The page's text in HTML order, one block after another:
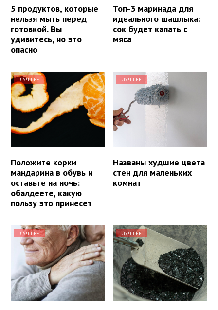
5 продуктов, которые
нельзя мыть перед
готовкой. Вы
удивитесь, но это
опасно
Топ-3 маринада для
идеального шашлыка:
сок будет капать с
мяса
ЛУЧШЕЕ
Положите корки
мандарина в обувь и
оставьте на ночь:
обалдеете, какую
пользу это принесет
ЛУЧШЕЕ
Названы худшие цвета
стен для маленьких
комнат
ЛУЧШЕЕ ЛУЧШЕЕ